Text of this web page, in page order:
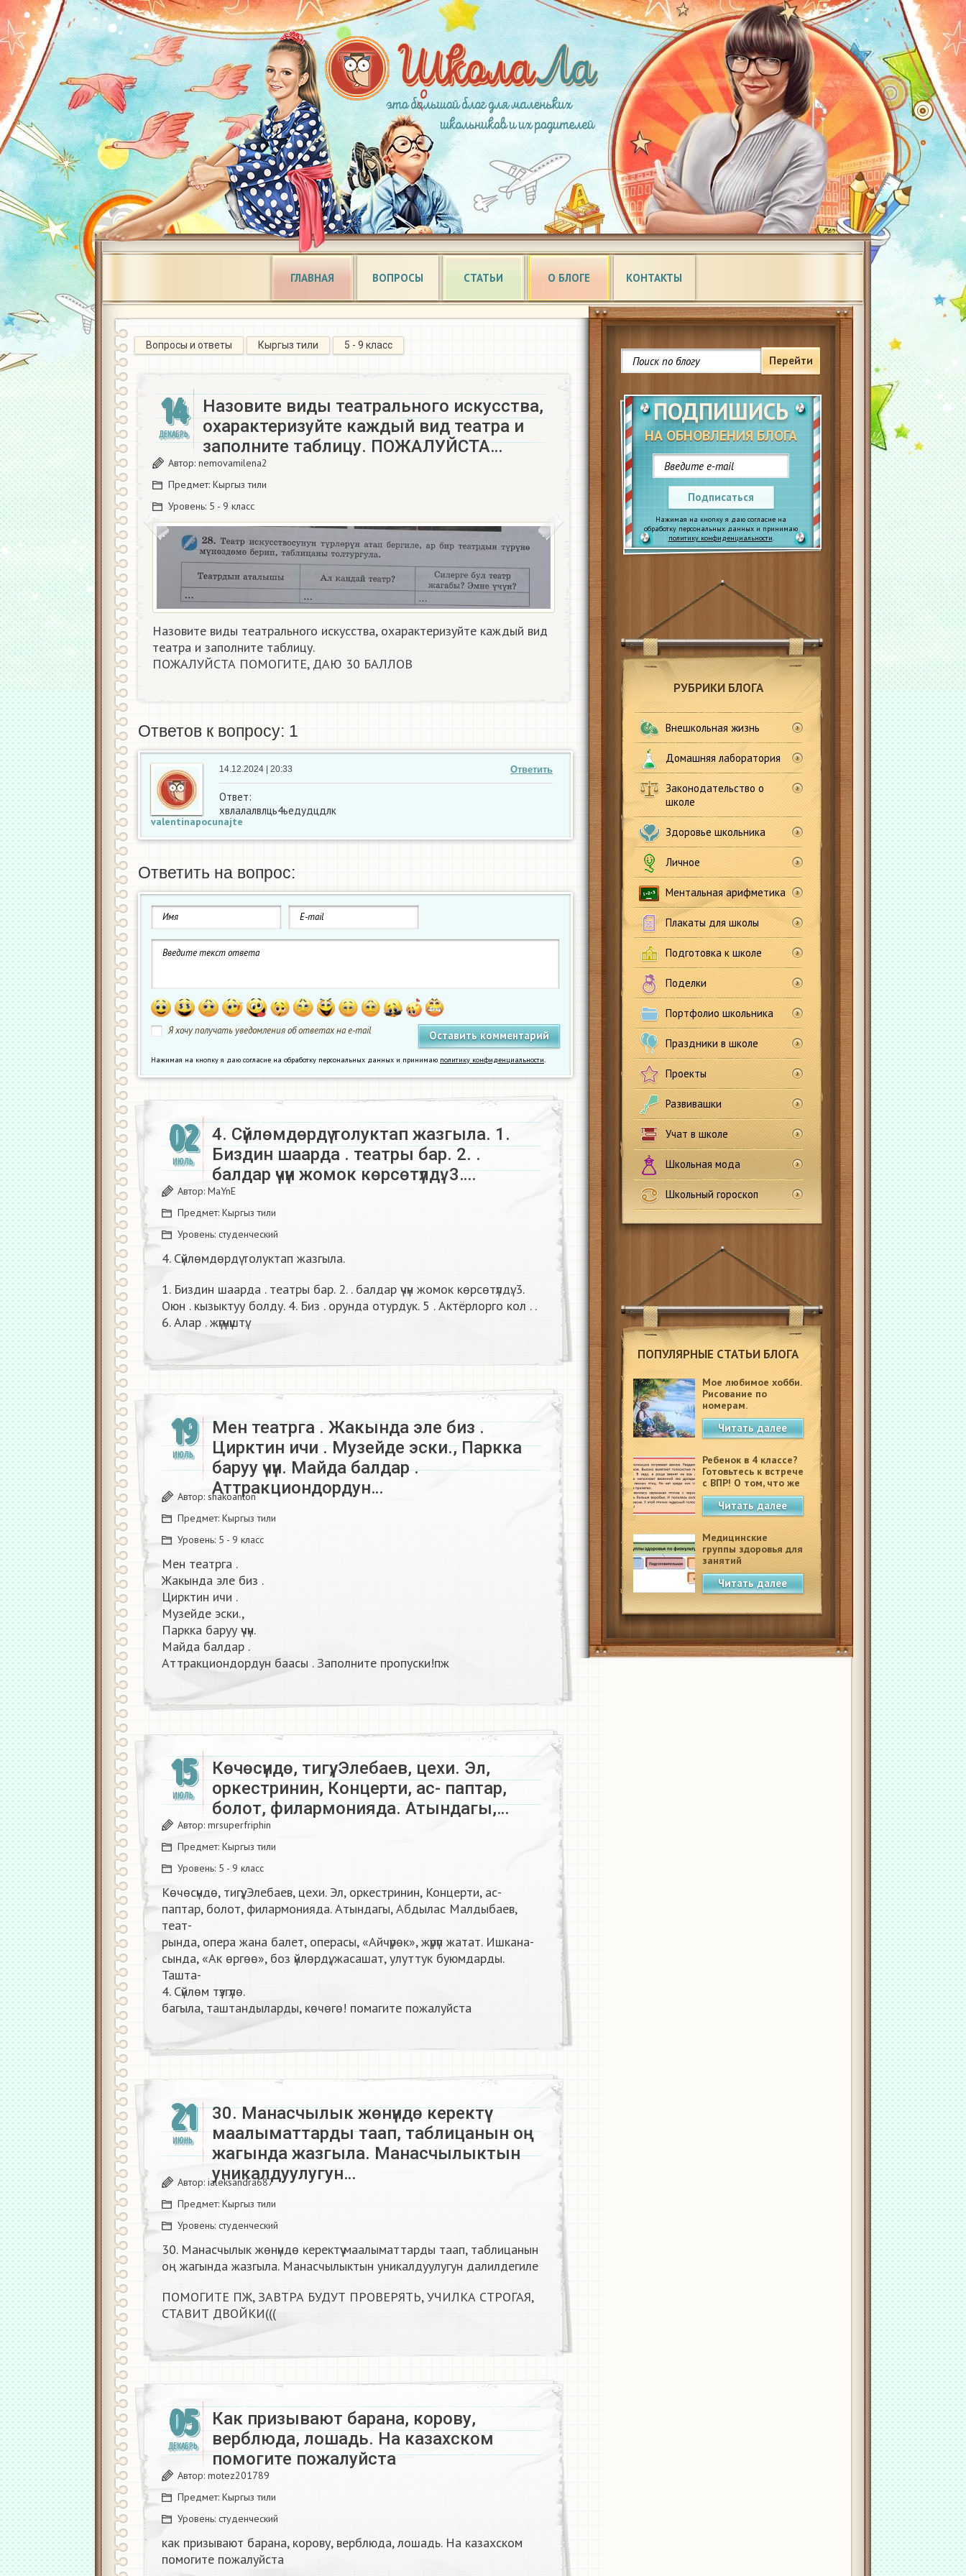
ГЛАВНАЯ ВОПРОСЫ СТАТЬИ О БЛОГЕ КОНТАКТЫ
Перейти
ПОДПИШИСЬ
НА ОБНОВЛЕНИЯ БЛОГА
Подписаться
Нажимая на кнопку я даю согласие на
обработку персональных данных и принимаю
политику конфиденциальности.
РУБРИКИ БЛОГА
Внешкольная жизнь
Домашняя лаборатория
Законодательство о
школе
Здоровье школьника
Личное
Ментальная арифметика
Плакаты для школы
Подготовка к школе
Поделки
Портфолио школьника
Праздники в школе
Проекты
Развивашки
Учат в школе
Школьная мода
Школьный гороскоп
ПОПУЛЯРНЫЕ СТАТЬИ БЛОГА
Мое любимое хобби.
Рисование по
номерам.
Читать далее
Ребенок в 4 классе?
Готовьтесь к встрече
с ВПР! О том, что же
это такое.
Читать далее
Медицинские
группы здоровья для
занятий
физкультурой в
школеЧитать далее
Вопросы и ответы Кыргыз тили 5 - 9 класс
14
ДЕКАБРЬ
Назовите виды театрального искусства,
охарактеризуйте каждый вид театра и
заполните таблицу. ПОЖАЛУЙСТА…
Автор: nemovamilena2
Предмет: Кыргыз тили
Уровень: 5 - 9 класс
Назовите виды театрального искусства, охарактеризуйте каждый вид
театра и заполните таблицу.
ПОЖАЛУЙСТА ПОМОГИТЕ, ДАЮ 30 БАЛЛОВ​
Ответов к вопросу: 1
valentinapocunajte
Ответить
14.12.2024 | 20:33
Ответ:
хвлалалвлць4ьедудцдлк
Ответить на вопрос:
Я хочу получать уведомления об ответах на e-mail
Нажимая на кнопку я даю согласие на обработку персональных данных и принимаю политику конфиденциальности
02
ИЮЛЬ
4. Сүйлөмдөрдү толуктап жазгыла. 1.
Биздин шаарда . театры бар. 2. .
балдар үчүн жомок көрсөтүлдү. 3….
Автор: MaYnE
Предмет: Кыргыз тили
Уровень: студенческий
4. Сүйлөмдөрдү толуктап жазгыла.
1. Биздин шаарда . театры бар. 2. . балдар үчүн жомок көрсөтүлдү. 3.
Оюн . кызыктуу болду. 4. Биз . орунда отурдук. 5 . Актёрлорго кол . .
6. Алар . жүгүнүштү.
19
ИЮЛЬ
Мен театрга . Жакында эле биз .
Цирктин ичи . Музейде эски., Паркка
баруу үчүн. Майда балдар .
Аттракциондордун…
Автор: shakoanton
Предмет: Кыргыз тили
Уровень: 5 - 9 класс
Мен театрга .
Жакында эле биз .
Цирктин ичи .
Музейде эски.,
Паркка баруу үчүн.
Майда балдар .
Аттракциондордун баасы . Заполните пропуски!пж​
15
ИЮЛЬ
Көчөсүндө, тигүү, Элебаев, цехи. Эл,
оркестринин, Концерти, ас- паптар,
болот, филармонияда. Атындагы,…
Автор: mrsuperfriphin
Предмет: Кыргыз тили
Уровень: 5 - 9 класс
Көчөсүндө, тигүү, Элебаев, цехи. Эл, оркестринин, Концерти, ас-
паптар, болот, филармонияда. Атындагы, Абдылас Малдыбаев,
теат-
рында, опера жана балет, операсы, «Айчүрөк», жүрүп жатат. Ишкана-
сында, «Ак өргөө», боз үйлөрдү, жасашат, улуттук буюмдарды.
Ташта-
4. Сүйлөм түзгүлө.
багыла, таштандыларды, көчөгө! помагите пожалуйста​
21
ИЮНЬ
30. Манасчылык жөнүндө керектүү
маалыматтарды таап, таблицанын оң
жагында жазгыла. Манасчылыктын
уникалдуулугун…
Автор: ialeksandra687
Предмет: Кыргыз тили
Уровень: студенческий
30. Манасчылык жөнүндө керектүү маалыматтарды таап, таблицанын
оң жагында жазгыла. Манасчылыктын уникалдуулугун далилдегиле
ПОМОГИТЕ ПЖ, ЗАВТРА БУДУТ ПРОВЕРЯТЬ, УЧИЛКА СТРОГАЯ,
СТАВИТ ДВОЙКИ(((
05
ДЕКАБРЬ
Как призывают барана, корову,
верблюда, лошадь. На казахском
помогите пожалуйста ​
Автор: motez201789
Предмет: Кыргыз тили
Уровень: студенческий
как призывают барана, корову, верблюда, лошадь. На казахском
помогите пожалуйста ​